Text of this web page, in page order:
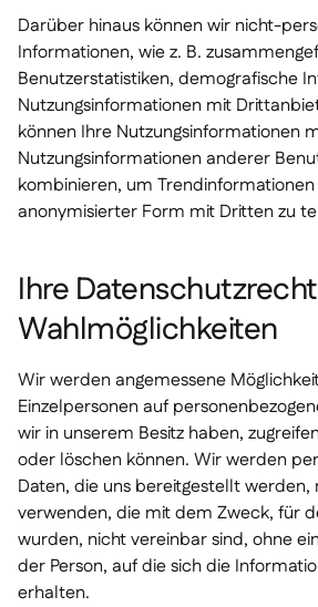
Darüber hinaus können wir nicht-
Informationen, wie z. B.
Benutzerstatistiken, demografische
Nutzungsinformationen mit
können Ihre Nutzungsinformationen
Nutzungsinformationen anderer
kombinieren, um
anonymisierter Form mit Dritten zu
Ihre
Wahlmöglichkeiten
Wir werden angemessene
Einzelpersonen auf
wir in unserem Besitz haben,
oder löschen können. Wir werden
Daten, die uns bereitgestellt
verwenden, die mit dem Zweck, für
wurden, nicht vereinbar sind, ohne
der Person, auf die sich die
erhalten.